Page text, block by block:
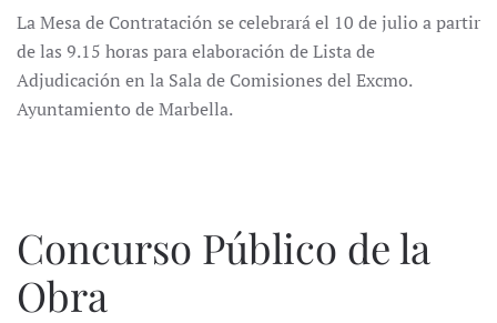
La Mesa de Contratación se celebrará el 10 de julio a partir
de las 9.15 horas para elaboración de Lista de
Adjudicación en la Sala de Comisiones del Excmo.
Ayuntamiento de Marbella.
Concurso Público de la
Obra